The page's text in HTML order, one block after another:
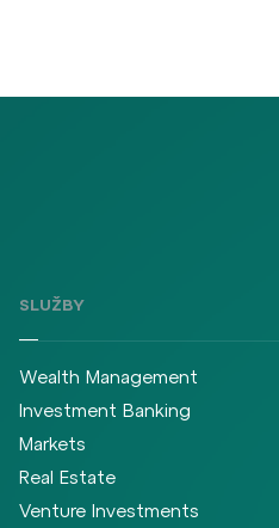
SLUŽBY
Wealth Management
Investment Banking
Markets
Real Estate
Venture Investments